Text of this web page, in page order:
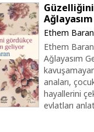
Ethem Baran
Ethem
Ağlayasım
anaları,
hayallerini
evlatları